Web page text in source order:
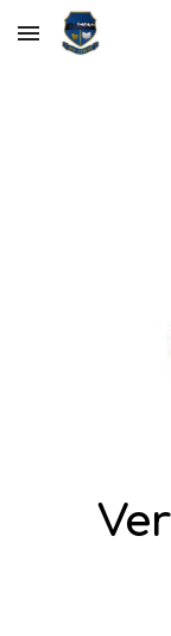
Skip to main